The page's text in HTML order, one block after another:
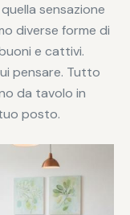
sensazione
diverse forme di
e cattivi.
pensare. Tutto
da tavolo in
posto.